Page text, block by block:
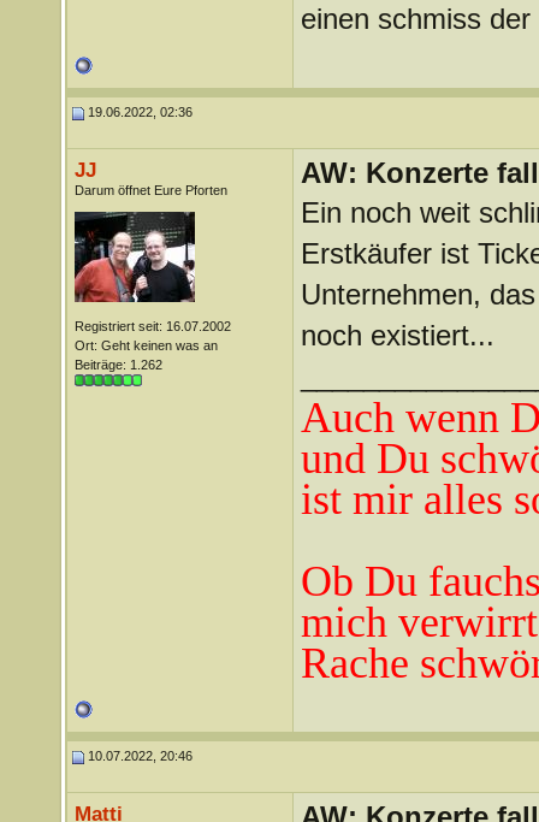
einen schmiss
19.06.2022, 02:36
JJ
Darum öffnet Eure Pforten
Registriert seit: 16.07.2002
Ort: Geht keinen was an
Beiträge: 1.262
AW: Konzerte
Ein noch weit
Erstkäufer ist
Unternehmen,
noch existiert...
Auch wenn
und Du
ist mir alles
Ob Du
mich
Rache
10.07.2022, 20:46
Matti